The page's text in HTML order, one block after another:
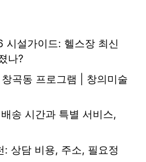
시설가이드: 헬스장 최신
나?
곡동 프로그램 | 창의미술
송 시간과 특별 서비스,
: 상담 비용, 주소, 필요정